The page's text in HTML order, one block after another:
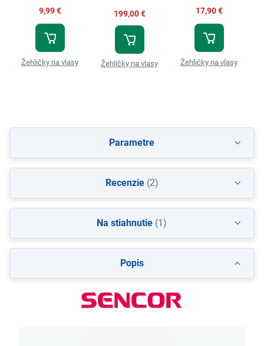
9,99 €
Žehličky na vlasy
199,00 €
Žehličky na vlasy
17,90 €
Žehličky na vlasy
Popis
Parametre
Recenzie(2)
Na stiahnutie (1)